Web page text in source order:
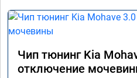
Чип тюнинг Kia
отключение